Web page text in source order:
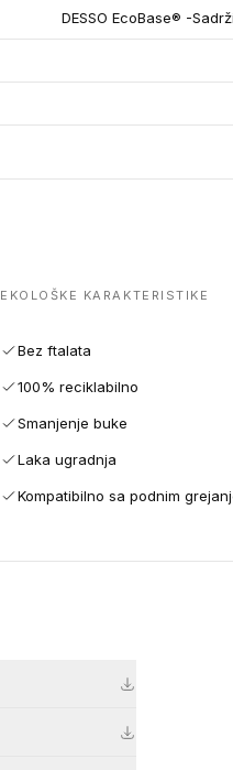
DESSO EcoBase® -
EKOLOŠKE KARAKTERISTIKE
Bez ftalata
100% reciklabilno
Smanjenje buke
Laka ugradnja
Kompatibilno sa podnim